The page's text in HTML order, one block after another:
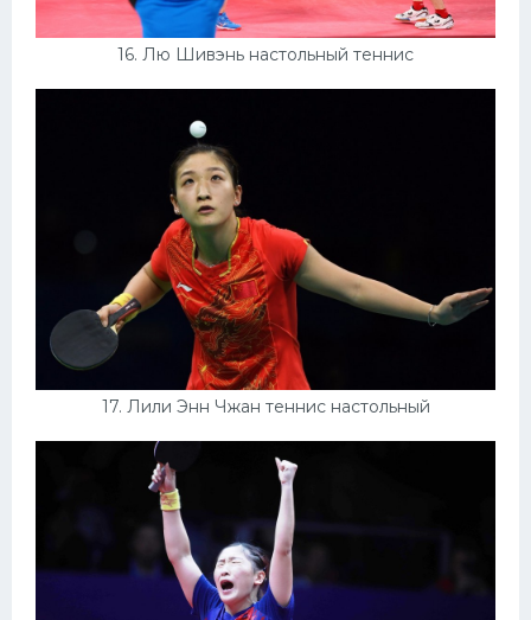
16. Лю Шивэнь настольный теннис
17. Лили Энн Чжан теннис настольный